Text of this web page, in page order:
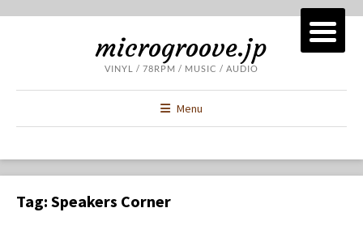
microgroove.jp
VINYL / 78RPM / MUSIC / AUDIO
Menu
Tag: Speakers Corner